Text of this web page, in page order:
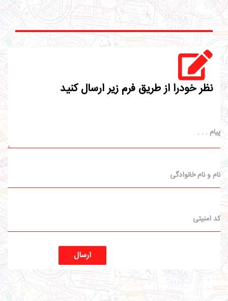
نظر خودرا از طریق فرم زیر ارسال کنید
ارسال